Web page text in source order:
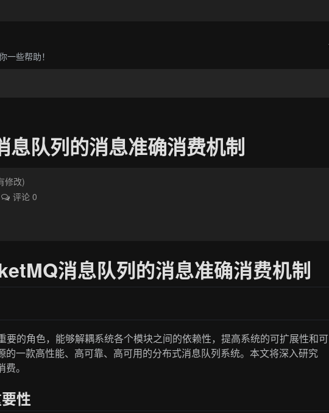
一些帮助！
息队列的消息准确消费机制
修改)
评论 0
消息队列的消息准确消费机制
要的角色，能够解耦系统各个模块之间的依赖性，提高系统的可扩展性和可
的一款高性能、高可靠、高可用的分布式消息队列系统。本文将深入研究
。
性